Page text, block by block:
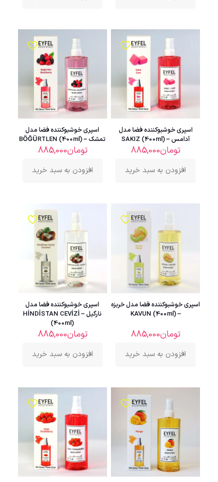
اسپری خوشبوکننده فضا مدل
آدامس – SAKIZ (400ml)
تومان885,000
افزودن به سبد خرید
اسپری خوشبوکننده فضا مدل
تمشک – BÖĞÜRTLEN (400ml)
تومان885,000
افزودن به سبد خرید
اسپری خوشبوکننده فضا مدل خربزه
– KAVUN (400ml)
تومان885,000
افزودن به سبد خرید
اسپری خوشبوکننده فضا مدل
نارگیل – HİNDİSTAN CEVİZİ
(400ml)
تومان885,000
افزودن به سبد خرید